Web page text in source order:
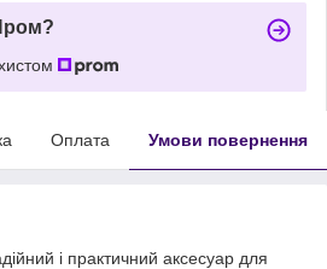
Оплата Умови повернення
і практичний аксесуар для